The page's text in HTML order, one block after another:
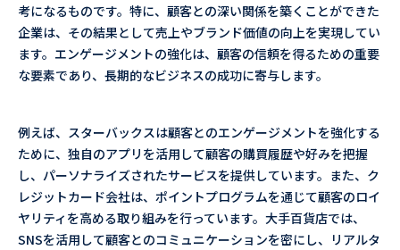
考になるものです。特に、顧客との深い関係を築くことができた
企業は、その結果として売上やブランド価値の向上を実現してい
ます。エンゲージメントの強化は、顧客の信頼を得るための重要
な要素であり、長期的なビジネスの成功に寄与します。
例えば、スターバックスは顧客とのエンゲージメントを強化する
ために、独自のアプリを活用して顧客の購買履歴や好みを把握
し、パーソナライズされたサービスを提供しています。また、ク
レジットカード会社は、ポイントプログラムを通じて顧客のロイ
ヤリティを高める取り組みを行っています。大手百貨店では、
SNSを活用して顧客とのコミュニケーションを密にし、リアルタ